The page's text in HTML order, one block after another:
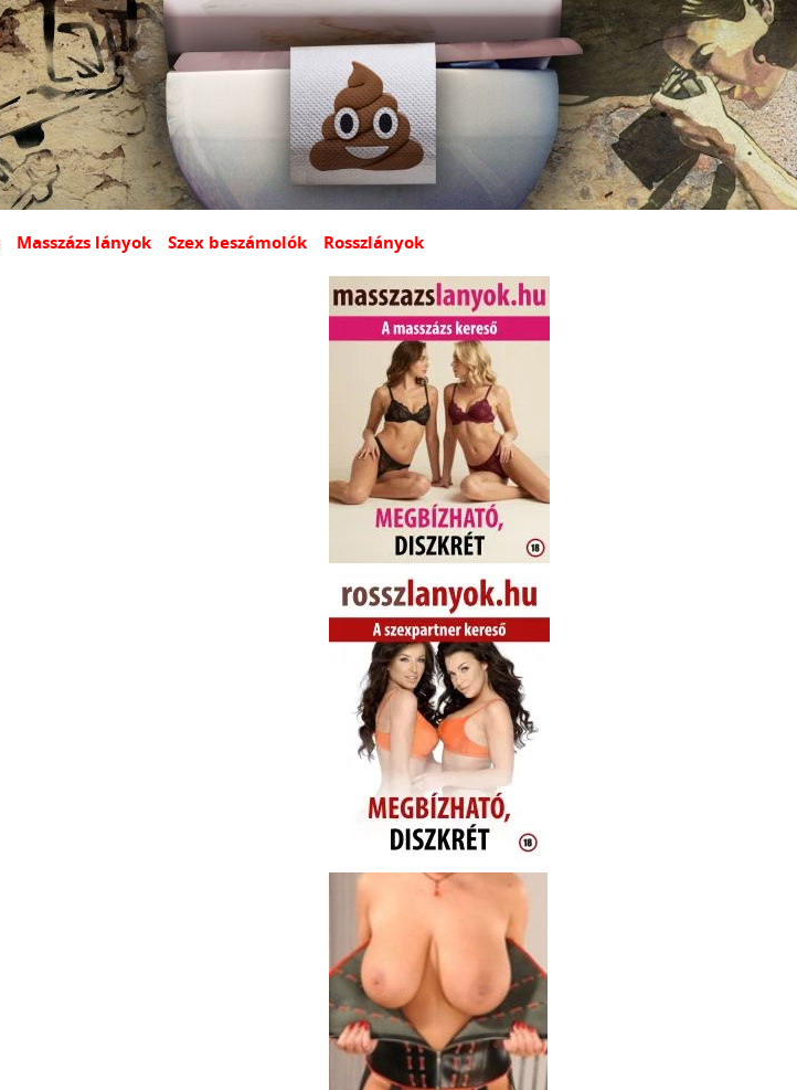
Masszázs lányok Szex beszámolók Rosszlányok